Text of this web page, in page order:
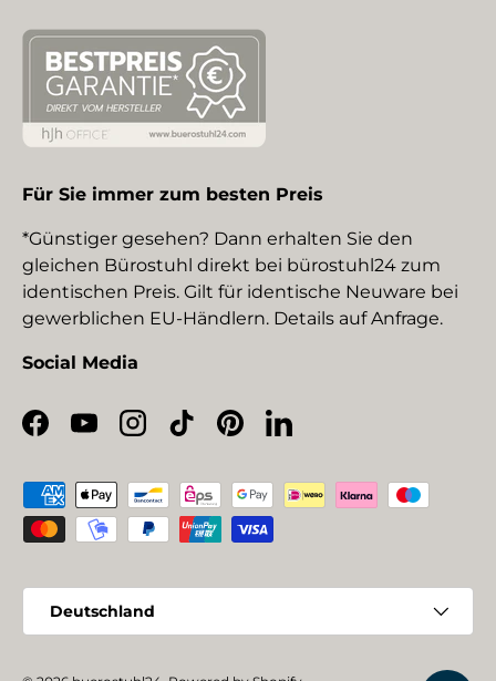
Für Sie immer zum besten Preis
*Günstiger gesehen? Dann erhalten Sie den
gleichen Bürostuhl direkt bei bürostuhl24 zum
identischen Preis. Gilt für identische Neuware bei
gewerblichen EU-Händlern. Details auf Anfrage.
Social Media
Facebook
YouTubeInstagram
TikTokPinterestLinkedIn
Zahlungsmethoden
Deutschland